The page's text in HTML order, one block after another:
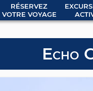
RÉSERVEZ
VOTRE VOYAGE
Echo